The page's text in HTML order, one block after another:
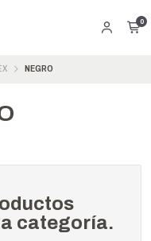
0
NEGRO
categoría.